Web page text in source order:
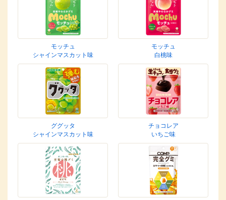
モッチュ
シャインマスカット味
モッチュ
白桃味
ググッタ
シャインマスカット味
チョコレア
いちご味